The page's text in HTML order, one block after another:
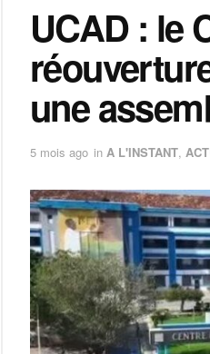
UCAD : le
une
5 mois ago in A L'INSTANT,